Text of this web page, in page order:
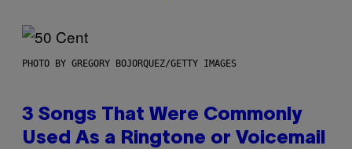
PHOTO BY GREGORY BOJORQUEZ/GETTY IMAGES
3 Songs That Were Commonly
Used As a Ringtone or Voicemail